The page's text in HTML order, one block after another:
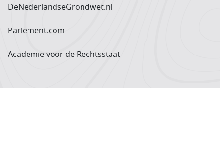
DeNederlandseGrondwet.nl
Parlement.com
Academie voor de Rechtsstaat